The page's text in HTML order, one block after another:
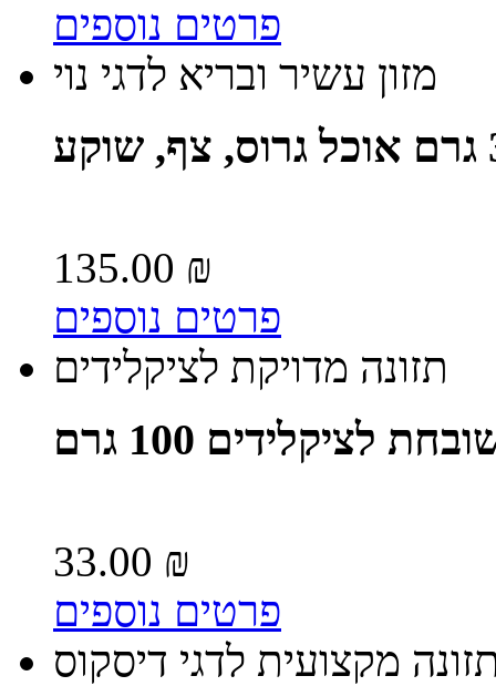
פרטים נוספים
מזון עשיר ובריא לדגי נוי
135.00 ₪
פרטים נוספים
תזונה מדויקת לציקלידים
לציקלידים 100 גרם
33.00 ₪
פרטים נוספים
מקצועית לדגי דיסקוס